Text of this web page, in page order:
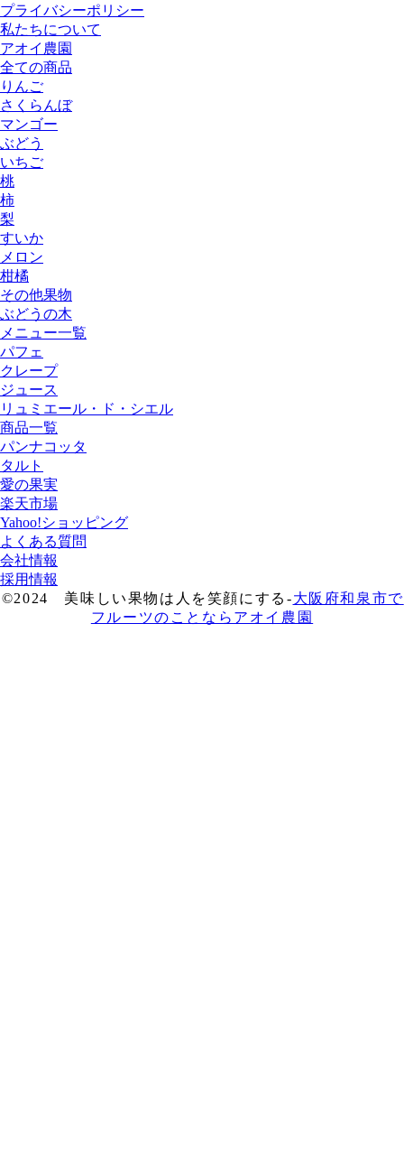
プライバシーポリシー
私たちについて
アオイ農園
全ての商品
りんご
さくらんぼ
マンゴー
ぶどう
いちご
桃
柿
梨
すいか
メロン
柑橘
その他果物
ぶどうの木
メニュー一覧
パフェ
クレープ
ジュース
リュミエール・ド・シエル
商品一覧
パンナコッタ
タルト
愛の果実
楽天市場
Yahoo!ショッピング
よくある質問
会社情報
採用情報
©2024 美味しい果物は人を笑顔にする-大阪府和泉市で
フルーツのことならアオイ農園